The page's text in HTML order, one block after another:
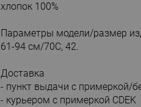
хлопок 100%
Параметры модели/размер
61-94 см/70С, 42.
Доставка
- пункт выдачи с примеркой/
- курьером с примеркой CDEK